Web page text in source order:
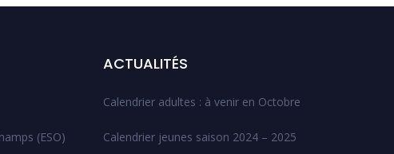
(ESO)
ACTUALITÉS
Calendrier adultes : à venir en Octobre
Calendrier jeunes saison 2024 – 2025